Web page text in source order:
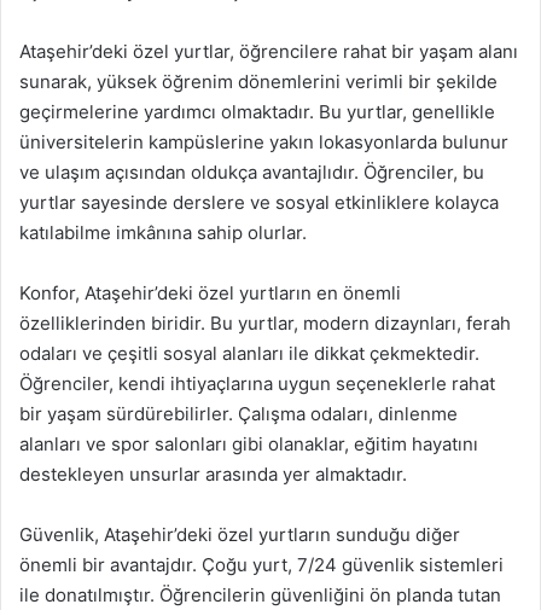
Ataşehir’deki özel yurtlar, öğrencilere rahat bir yaşam alanı
sunarak, yüksek öğrenim dönemlerini verimli bir şekilde
geçirmelerine yardımcı olmaktadır. Bu yurtlar, genellikle
üniversitelerin kampüslerine yakın lokasyonlarda bulunur
ve ulaşım açısından oldukça avantajlıdır. Öğrenciler, bu
yurtlar sayesinde derslere ve sosyal etkinliklere kolayca
katılabilme imkânına sahip olurlar.
Konfor, Ataşehir’deki özel yurtların en önemli
özelliklerinden biridir. Bu yurtlar, modern dizaynları, ferah
odaları ve çeşitli sosyal alanları ile dikkat çekmektedir.
Öğrenciler, kendi ihtiyaçlarına uygun seçeneklerle rahat
bir yaşam sürdürebilirler. Çalışma odaları, dinlenme
alanları ve spor salonları gibi olanaklar, eğitim hayatını
destekleyen unsurlar arasında yer almaktadır.
Güvenlik, Ataşehir’deki özel yurtların sunduğu diğer
önemli bir avantajdır. Çoğu yurt, 7/24 güvenlik sistemleri
ile donatılmıştır. Öğrencilerin güvenliğini ön planda tutan